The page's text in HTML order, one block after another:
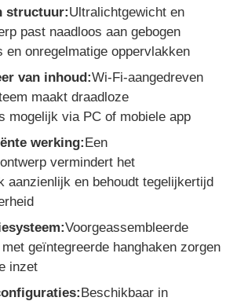
structuur:Ultralichtgewicht en
past naadloos aan gebogen
en onregelmatige oppervlakken
van inhoud:Wi-Fi-aangedreven
maakt draadloze
mogelijk via PC of mobiele app
werking:Een
vermindert het
aanzienlijk en behoudt tegelijkertijd
Voorgeassembleerde
geïntegreerde hanghaken zorgen
inzet
Beschikbaar in